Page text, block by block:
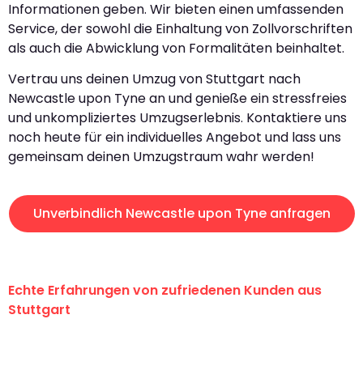
Informationen geben. Wir bieten einen umfassenden
Service, der sowohl die Einhaltung von Zollvorschriften
als auch die Abwicklung von Formalitäten beinhaltet.
Vertrau uns deinen Umzug von Stuttgart nach
Newcastle upon Tyne an und genieße ein stressfreies
und unkompliziertes Umzugserlebnis. Kontaktiere uns
noch heute für ein individuelles Angebot und lass uns
gemeinsam deinen Umzugstraum wahr werden!
Unverbindlich Newcastle upon Tyne anfragen
Echte Erfahrungen von zufriedenen Kunden aus
Stuttgart